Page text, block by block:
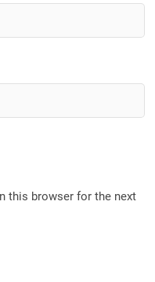
this browser for the next